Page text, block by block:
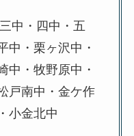
中・四中・五
中・栗ヶ沢中・
中・牧野原中・
戸南中・金ケ作
小金北中